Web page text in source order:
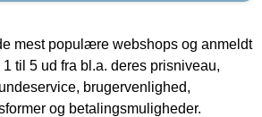
mest populære webshops og anmeldt
til 5 ud fra bl.a. deres prisniveau,
brugervenlighed,
og betalingsmuligheder.